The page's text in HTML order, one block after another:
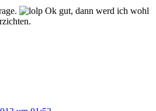
Ok gut, dann werd ich wohl